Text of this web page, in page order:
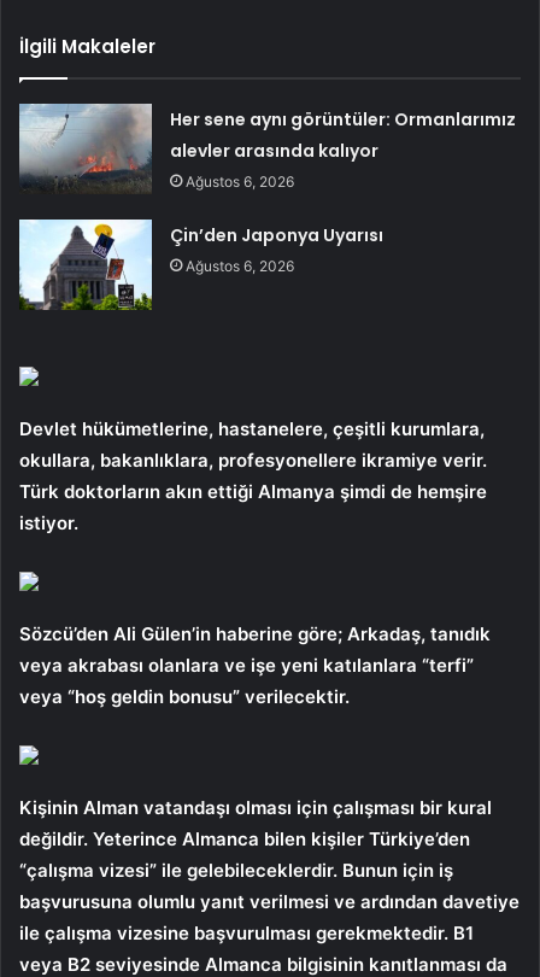
İlgili Makaleler
Her sene aynı görüntüler: Ormanlarımız
alevler arasında kalıyor
Ağustos 6, 2026
Çin’den Japonya Uyarısı
Ağustos 6, 2026
Devlet hükümetlerine, hastanelere, çeşitli kurumlara,
okullara, bakanlıklara, profesyonellere ikramiye verir.
Türk doktorların akın ettiği Almanya şimdi de hemşire
istiyor.
Sözcü’den Ali Gülen’in haberine göre; Arkadaş, tanıdık
veya akrabası olanlara ve işe yeni katılanlara “terfi”
veya “hoş geldin bonusu” verilecektir.
Kişinin Alman vatandaşı olması için çalışması bir kural
değildir. Yeterince Almanca bilen kişiler Türkiye’den
“çalışma vizesi” ile gelebileceklerdir. Bunun için iş
başvurusuna olumlu yanıt verilmesi ve ardından davetiye
ile çalışma vizesine başvurulması gerekmektedir. B1
veya B2 seviyesinde Almanca bilgisinin kanıtlanması da